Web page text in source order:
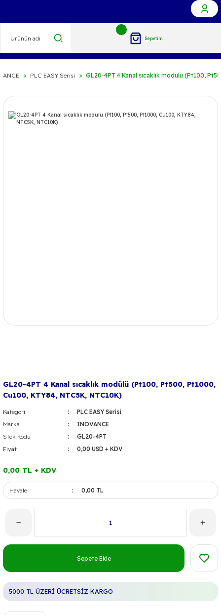
Sepetim
PLC EASY Serisi GL20-4PT 4 Kanal sıcaklık modülü (Pt100,
GL20-4PT 4 Kanal sıcaklık modülü (Pt100, Pt500, Pt1000,
Cu100, KTY84, NTC5K, NTC10K)
Kategori
PLC EASY Serisi
Marka
INOVANCE
Stok Kodu
GL20-4PT
Fiyat
0,00 USD + KDV
0,00 TL + KDV
Havale 0,00 TL
Sepete Ekle
5000 TL ÜZERİ ÜCRETSİZ KARGO